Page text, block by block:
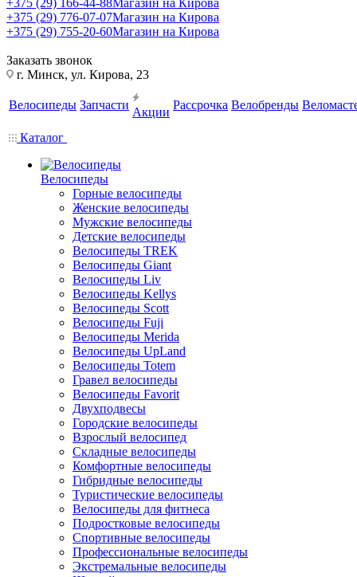
+375 (29) 166-44-88Магазин на Кирова
+375 (29) 776-07-07Магазин на Кирова
+375 (29) 755-20-60Магазин на Кирова
Заказать звонок
г. Минск, ул. Кирова, 23
Велосипеды Запчасти
Акции
Рассрочка Велобренды
Каталог
Велосипеды
Горные велосипеды
Женские велосипеды
Мужские велосипеды
Детские велосипеды
Велосипеды TREK
Велосипеды Giant
Велосипеды Liv
Велосипеды Kellys
Велосипеды Scott
Велосипеды Fuji
Велосипеды Merida
Велосипеды UpLand
Велосипеды Totem
Гравел велосипеды
Велосипеды Favorit
Двухподвесы
Городские велосипеды
Взрослый велосипед
Складные велосипеды
Комфортные велосипеды
Гибридные велосипеды
Туристические велосипеды
Велосипеды для фитнеса
Подростковые велосипеды
Спортивные велосипеды
Профессиональные велосипеды
Экстремальные велосипеды